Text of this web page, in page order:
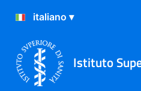
Istituto